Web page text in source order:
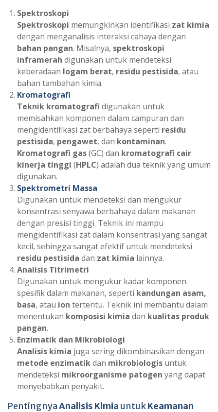
Spektroskopi
Spektroskopi memungkinkan identifikasi zat kimia
dengan menganalisis interaksi cahaya dengan
bahan pangan. Misalnya, spektroskopi
inframerah digunakan untuk mendeteksi
keberadaan logam berat, residu pestisida, atau
bahan tambahan kimia.
Kromatografi
Teknik kromatografi digunakan untuk
memisahkan komponen dalam campuran dan
mengidentifikasi zat berbahaya seperti residu
pestisida, pengawet, dan kontaminan.
Kromatografi gas(GC) dan kromatografi cair
kinerja tinggi (HPLC) adalah dua teknik yang umum
digunakan.
Spektrometri Massa
Digunakan untuk mendeteksi dan mengukur
konsentrasi senyawa berbahaya dalam makanan
dengan presisi tinggi. Teknik ini mampu
mengidentifikasi zat dalam konsentrasi yang sangat
kecil, sehingga sangat efektif untuk mendeteksi
residu pestisida dan zat kimia lainnya.
Analisis Titrimetri
Digunakan untuk mengukur kadar komponen
spesifik dalam makanan, seperti kandungan asam,
basa, atau ion tertentu. Teknik ini membantu dalam
menentukan komposisi kimia dan kualitas produk
pangan.
Enzimatik dan Mikrobiologi
Analisis kimia juga sering dikombinasikan dengan
metode enzimatikdan mikrobiologis untuk
mendeteksi mikroorganisme patogen yang dapat
menyebabkan penyakit.
PentingnyaAnalisis Kimia untukKeamanan